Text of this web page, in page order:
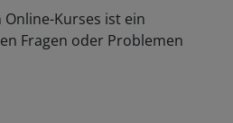
Kurses ist ein
Fragen oder Problemen